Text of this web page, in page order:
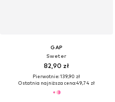
GAP
Sweter
82,90 zł
Pierwotnie: 139,90 zł
Ostatnia najniższa cena:49,74 zł